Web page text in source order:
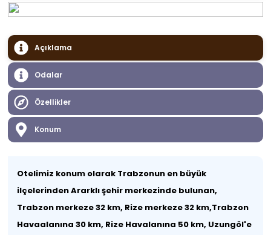
Açıklama
Odalar
Özellikler
Konum
Otelimiz konum olarak Trabzonun en büyük
ilçelerinden Ararklı şehir merkezinde bulunan,
Trabzon merkeze 32 km, Rize merkeze 32 km,Trabzon
Havaalanına 30 km, Rize Havalanına 50 km, Uzungöl'e